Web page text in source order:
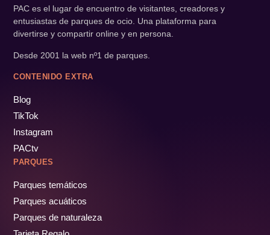
PAC es el lugar de encuentro de visitantes, creadores y
entusiastas de parques de ocio. Una plataforma para
divertirse y compartir online y en persona.
Desde 2001 la web nº1 de parques.
CONTENIDO EXTRA
Blog
TikTok
Instagram
PACtv
PARQUES
Parques temáticos
Parques acuáticos
Parques de naturaleza